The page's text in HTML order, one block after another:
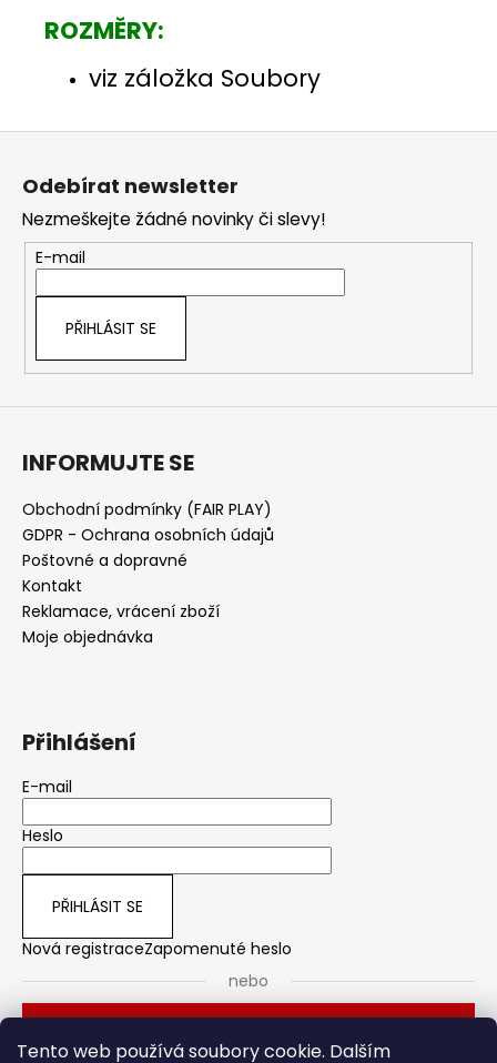
Tento web používá soubory cookie. Dalším
ROZMĚRY:
viz záložka Soubory
Z
Odebírat newsletter
Nezmeškejte žádné novinky či slevy!
E-mail
PŘIHLÁSIT SE
INFORMUJTE SE
Obchodní podmínky (FAIR PLAY)
GDPR - Ochrana osobních údajů
Poštovné a dopravné
Kontakt
Reklamace, vrácení zboží
Moje objednávka
Přihlášení
E-mail
Heslo
PŘIHLÁSIT SE
Nová registraceZapomenuté heslo
nebo